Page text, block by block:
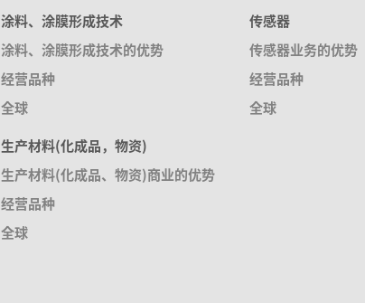
涂料、涂膜形成技术
涂料、涂膜形成技术的优势
经营品种
全球
生产材料(化成品，物资)
生产材料(化成品、物资)商业的优势
经营品种
全球
传感器
传感器业务的优势
经营品种
全球